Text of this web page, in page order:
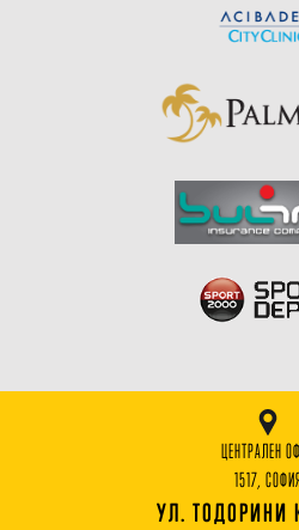
ЦЕНТРАЛЕН
1517, СОФИЯ
УЛ. ТОДОРИНИ